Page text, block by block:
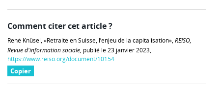
Comment citer cet article ?
René Knüsel, «Retraite en Suisse, l’enjeu de la capitalisation», REISO,
Revue d'information sociale, publié le 23 janvier 2023,
https://www.reiso.org/document/10154
Copier